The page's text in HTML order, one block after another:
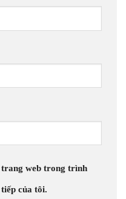
web trong trình
của tôi.